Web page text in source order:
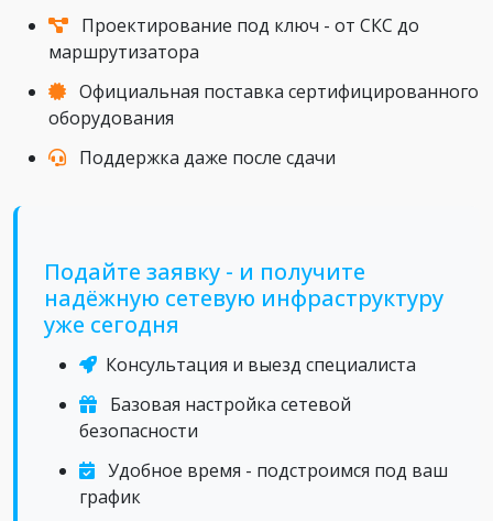
Проектирование под ключ - от СКС до
маршрутизатора
Официальная поставка сертифицированного
оборудования
Поддержка даже после сдачи
Подайте заявку - и получите
надёжную сетевую инфраструктуру
уже сегодня
Консультация и выезд специалиста
Базовая настройка сетевой
безопасности
Удобное время - подстроимся под ваш
график